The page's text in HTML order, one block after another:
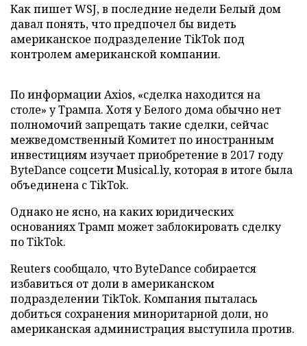
Как пишет WSJ, в последние недели Белый дом
давал понять, что предпочел бы видеть
американское подразделение TikTok под
контролем американской компании.
По информации Axios, «сделка находится на
столе» у Трампа. Хотя у Белого дома обычно нет
полномочий запрещать такие сделки, сейчас
межведомственный Комитет по иностранным
инвестициям изучает приобретение в 2017 году
ByteDance соцсети Musical.ly, которая в итоге была
объединена с TikTok.
Однако не ясно, на каких юридических
основаниях Трамп может заблокировать сделку
по TikTok.
Reuters сообщало, что ByteDance собирается
избавиться от доли в американском
подразделении TikTok. Компания пыталась
добиться сохранения миноритарной доли, но
американская администрация выступила против.